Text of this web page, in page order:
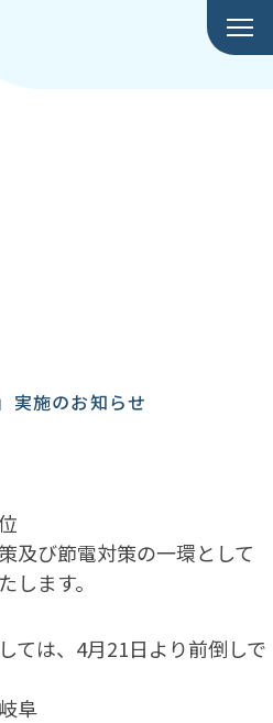
実施のお知らせ
及び節電対策の一環として
します。
ては、4月21日より前倒しで
阜